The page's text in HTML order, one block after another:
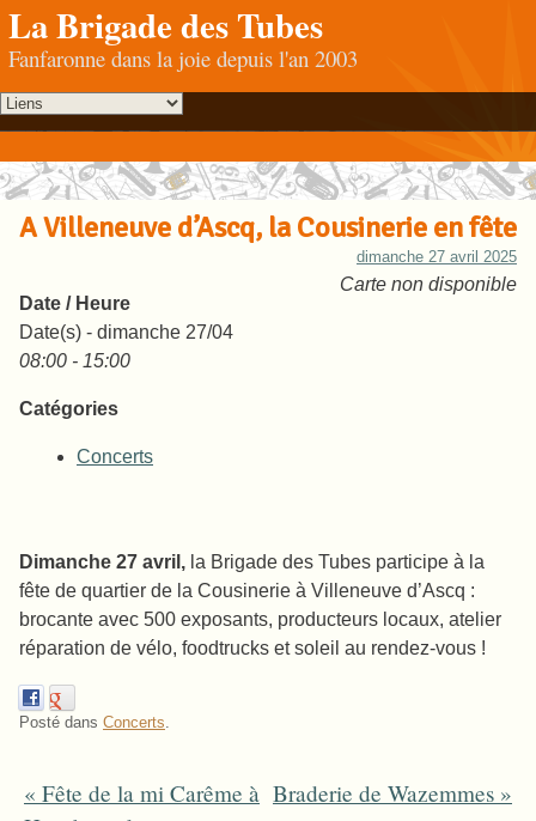
La Brigade des Tubes
Fanfaronne dans la joie depuis l'an 2003
A Villeneuve d’Ascq, la Cousinerie en fête
dimanche 27 avril 2025
Carte non disponible
Date / Heure
Date(s) - dimanche 27/04
08:00 - 15:00
Catégories
Concerts
Dimanche 27 avril, la Brigade des Tubes participe à la
fête de quartier de la Cousinerie à Villeneuve d’Ascq :
brocante avec 500 exposants, producteurs locaux, atelier
réparation de vélo, foodtrucks et soleil au rendez-vous !
Posté dans Concerts
« Fête de la mi Carême à Braderie de Wazemmes »